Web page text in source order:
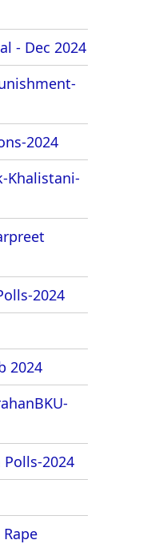
- Dec 2024
2024
Khalistani-
2024
2024
Polls-2024